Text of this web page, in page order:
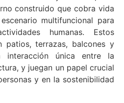
construido que cobra vida
multifuncional para
humanas. Estos
patios, terrazas, balcones y
interacción única entre la
y juegan un papel crucial
y en la sostenibilidad